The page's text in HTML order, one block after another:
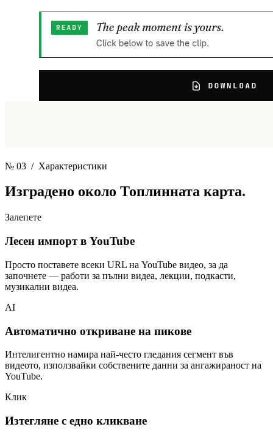
№ 03 / Характеристики
Изградено около Топлинната карта.
Залепете
Лесен импорт в YouTube
Просто поставете всеки URL на YouTube видео, за да
започнете — работи за пълни видеа, лекции, подкасти,
музикални видеа.
AI
Автоматично откриване на пикове
Интелигентно намира най-често гледания сегмент във
видеото, използвайки собствените данни за ангажираност на
YouTube.
Клик
Изтегляне с едно кликване